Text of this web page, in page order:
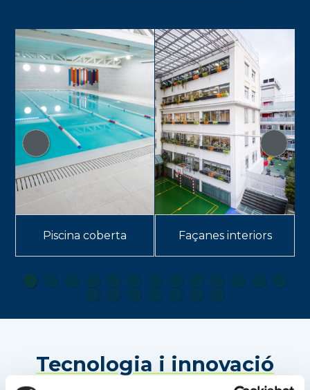
Piscina coberta Façanes interiors
Tecnologia i innovació